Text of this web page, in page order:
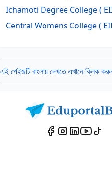
Ichamoti Degree College(
Central Womens College(
এই পেইজটি বাংলায় দেখতে এখানে ক্লিক